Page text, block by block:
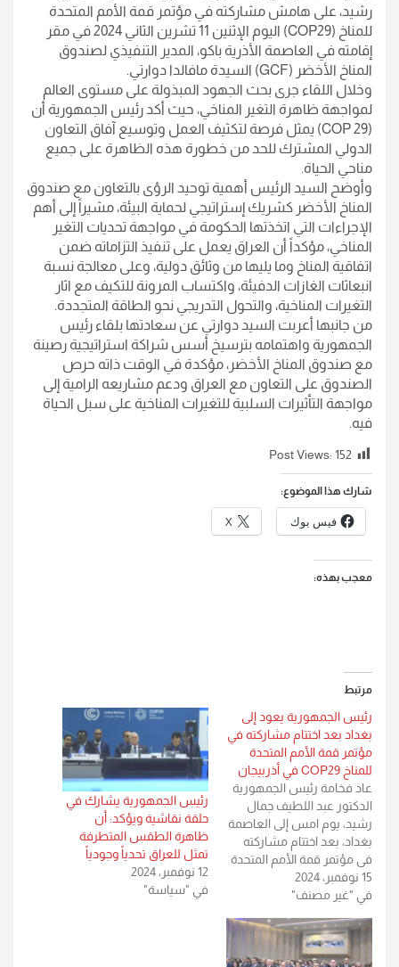
رشيد، على هامش مشاركته في مؤتمر قمة الأمم المتحدة
للمناخ (COP29) اليوم الإثنين 11 تشرين الثاني 2024 في مقر
إقامته في العاصمة الأذرية باكو، المدير التنفيذي لصندوق
المناخ الأخضر (GCF) السيدة مافالدا دوارتي.
وخلال اللقاء جرى بحث الجهود المبذولة على مستوى العالم
لمواجهة ظاهرة التغير المناخي، حيث أكد رئيس الجمهورية أن
(COP 29) يمثل فرصة لتكثيف العمل وتوسيع آفاق التعاون
الدولي المشترك للحد من خطورة هذه الظاهرة على جميع
مناحي الحياة.
وأوضح السيد الرئيس أهمية توحيد الرؤى بالتعاون مع صندوق
المناخ الأخضر كشريك إستراتيجي لحماية البيئة، مشيراً إلى أهم
الإجراءات التي اتخذتها الحكومة في مواجهة تحديات التغير
المناخي، مؤكداً أن العراق يعمل على تنفيذ التزاماته ضمن
اتفاقية المناخ وما يليها من وثائق دولية، وعلى معالجة نسبة
انبعاثات الغازات الدفيئة، واكتساب المرونة للتكيف مع اثار
التغيرات المناخية، والتحول التدريجي نحو الطاقة المتجددة.
من جانبها أعربت السيد دوارتي عن سعادتها بلقاء رئيس
الجمهورية واهتمامه بترسيخ أسس شراكة استراتيجية رصينة
مع صندوق المناخ الأخضر، مؤكدة في الوقت ذاته حرص
الصندوق على التعاون مع العراق ودعم مشاريعه الرامية إلى
مواجهة التأثيرات السلبية للتغيرات المناخية على سبل الحياة
فيه.
Post Views: 152
شارك هذا الموضوع:
فيس بوك X
معجب بهذه:
مرتبط
رئيس الجمهورية يعود إلى
بغداد بعد اختتام مشاركته في
مؤتمر قمة الأمم المتحدة
للمناخ COP29 في أذربيجان
عاد فخامة رئيس الجمهورية
الدكتور عبد اللطيف جمال
رشيد، يوم امس إلى العاصمة
بغداد، بعد اختتام مشاركته
في مؤتمر قمة الأمم المتحدة
للمناخ COP29 الذي عقد في
العاصمة الأذربيجانية باكو
الثاني الجاري، والذي حظي
بمشاركة عدد كبير من الدول
15 نوفمبر، 2024
في "غير مصنف"
رئيس الجمهورية يشارك في
حلقة نقاشية ويؤكد: أن
ظاهرة الطقس المتطرفة
تمثل للعراق تحدياً وجودياً
12 نوفمبر، 2024
في "سياسة"